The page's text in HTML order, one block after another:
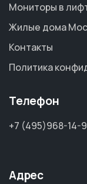
Мониторы в
Жилые дома
Контакты
Политика
Телефон
+7 (495)968-14-
Адрес